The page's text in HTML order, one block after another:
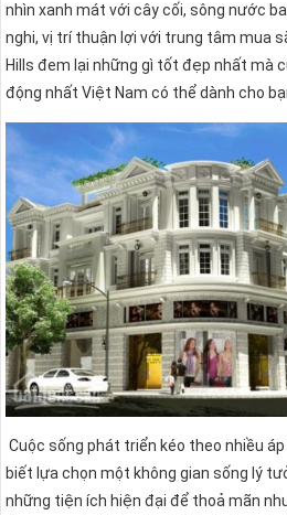
nhìn xanh mát với cây cối, sông nước
nghi, vị trí thuận lợi với trung tâm mua
Hills đem lại những gì tốt đẹp nhất mà
động nhất Việt Nam có thể dành cho
Cuộc sống phát triển kéo theo nhiều
biết lựa chọn một không gian sống lý
những tiện ích hiện đại để thoả mãn